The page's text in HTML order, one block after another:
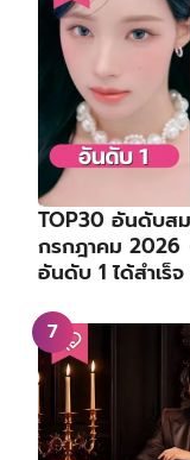
TOP30 อันดับสม
กรกฎาคม 2026
อันดับ 1 ได้สำเร็จ